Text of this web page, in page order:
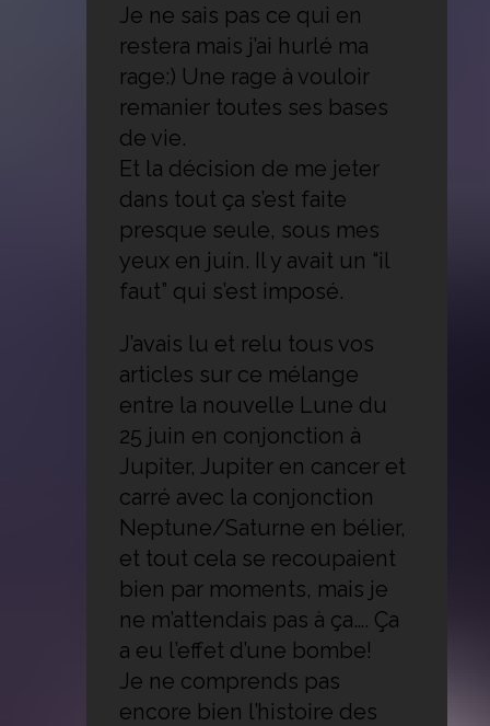
Je ne sais pas ce qui en
restera mais j’ai hurlé ma
rage:) Une rage à vouloir
remanier toutes ses bases
de vie.
Et la décision de me jeter
dans tout ça s’est faite
presque seule, sous mes
yeux en juin. Il y avait un “il
faut” qui s’est imposé.
J’avais lu et relu tous vos
articles sur ce mélange
entre la nouvelle Lune du
25 juin en conjonction à
Jupiter, Jupiter en cancer et
carré avec la conjonction
Neptune/Saturne en bélier,
et tout cela se recoupaient
bien par moments, mais je
ne m’attendais pas à ça…. Ça
a eu l’effet d’une bombe!
Je ne comprends pas
encore bien l’histoire des